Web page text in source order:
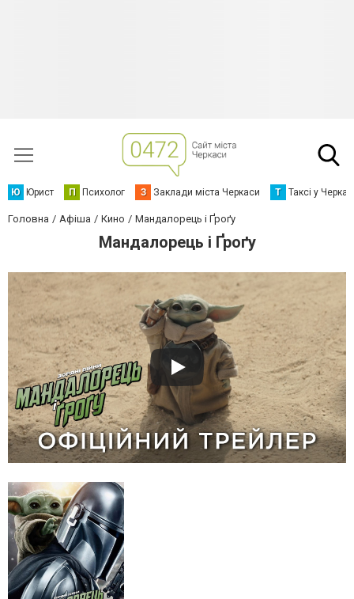
Ю Юрист П Психолог З Заклади міста Черкаси Т Таксі у
Головна Афіша Кино Мандалорець і Ґроґу
Мандалорець і Ґроґу